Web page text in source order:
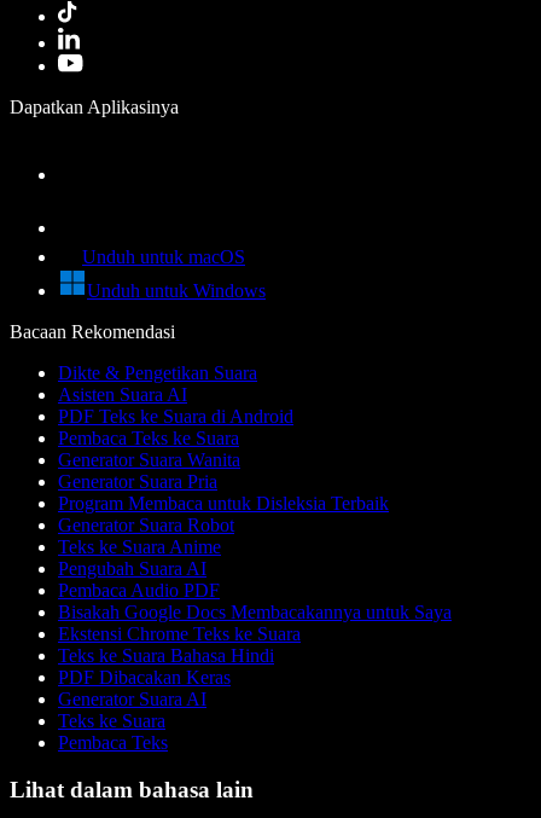
Dapatkan Aplikasinya
Unduh untuk macOS
Unduh untuk Windows
Bacaan Rekomendasi
Dikte & Pengetikan Suara
Asisten Suara AI
PDF Teks ke Suara di Android
Pembaca Teks ke Suara
Generator Suara Wanita
Generator Suara Pria
Program Membaca untuk Disleksia Terbaik
Generator Suara Robot
Teks ke Suara Anime
Pengubah Suara AI
Pembaca Audio PDF
Bisakah Google Docs Membacakannya untuk Saya
Ekstensi Chrome Teks ke Suara
Teks ke Suara Bahasa Hindi
PDF Dibacakan Keras
Generator Suara AI
Teks ke Suara
Pembaca Teks
Lihat dalam bahasa lain